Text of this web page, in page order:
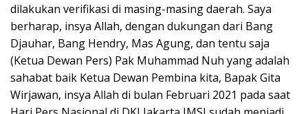
dilakukan verifikasi di masing-masing daerah. Saya
berharap, insya Allah, dengan dukungan dari Bang
Djauhar, Bang Hendry, Mas Agung, dan tentu saja
(Ketua Dewan Pers) Pak Muhammad Nuh yang adalah
sahabat baik Ketua Dewan Pembina kita, Bapak Gita
Wirjawan, insya Allah di bulan Februari 2021 pada saat